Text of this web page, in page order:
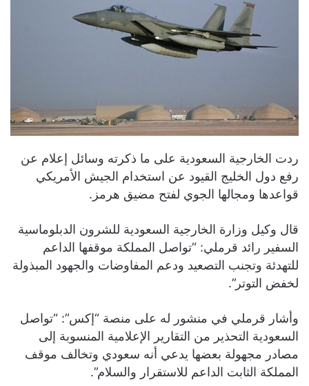
ردت الخارجية السعودية على ما ذكرته وسائل إعلام عن
رفع دول الخليج القيود عن استخدام الجيش الأمريكي
قواعدها ومجالها الجوي لفتح مضيق هرمز.
قال وكيل وزارة الخارجية السعودية للشرون الدبلوماسية
السفير رائد قرملي: “تواصل المملكة موقفها الداعم
للتهدئة وتجنب التصعيد ودعم المفاوضات والجهود المبذولة
لخفض التوتر”.
وأشار قرملي في منشور له على منصة “إكس”: “تواصل
السعودية التحذير من التقارير الإعلامية المنسوبة إلى
مصادر مجهولة بعضها يدعي أنه سعودي وتخالف موقف
المملكة الثابت الداعم للاستقرار والسلام”.